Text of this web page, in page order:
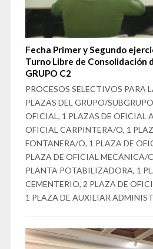
Fecha Primer y Segundo
Turno Libre de Consolidación
GRUPO C2
PROCESOS SELECTIVOS PARA
PLAZAS DEL GRUPO/
OFICIAL, 1 PLAZAS DE OFICIAL
OFICIAL CARPINTERA/O, 1
FONTANERA/O, 1 PLAZA DE
PLAZA DE OFICIAL MECÁNICA/
PLANTA POTABILIZADORA, 1
CEMENTERIO, 2 PLAZA DE
1 PLAZA DE AUXILIAR